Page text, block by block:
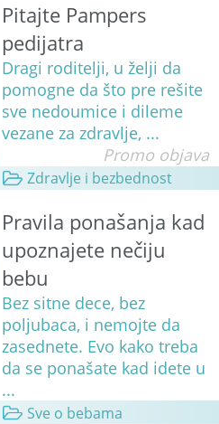
Pitajte Pampers
pedijatra
Dragi roditelji, u želji da
pomogne da što pre rešite
sve nedoumice i dileme
vezane za zdravlje, ...
Promo objava
Zdravlje i bezbednost
Pravila ponašanja kad
upoznajete nečiju
bebu
Bez sitne dece, bez
poljubaca, i nemojte da
zasednete. Evo kako treba
da se ponašate kad idete u
...
Sve o bebama